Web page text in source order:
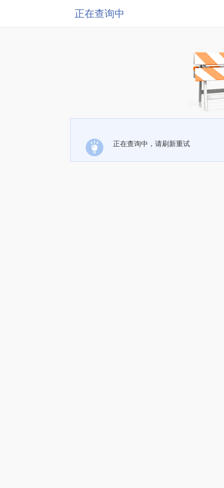
正在查询中
正在查询中，请刷新重试